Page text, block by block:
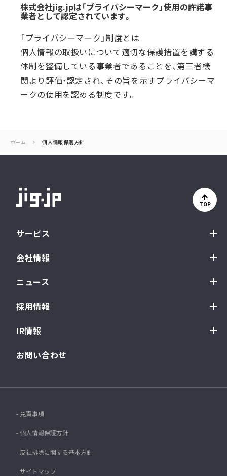
株式会社jig.jpは「プライバシーマーク」使用の許諾事
業者として認定されています。
「プライバシーマーク」制度とは
個人情報の取扱いについて適切な保護措置を講ずる
体制を整備している事業者であることを、第三者機
関より評価・認定され、その旨を示すプライバシーマ
ークの使用を認める制度です。
ホーム 個人情報保護方針
サービス
会社情報
ニュース
採用情報
IR情報
お問い合わせ
TOP
- 免責事項
- 個人情報保護方針
- 反社排除に関する基本方針
- サイトマップ